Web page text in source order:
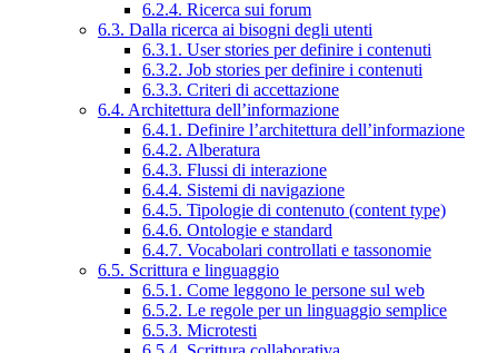
6.2.4. Ricerca sui forum
6.3. Dalla ricerca ai bisogni degli utenti
6.3.1. User stories per definire i contenuti
6.3.2. Job stories per definire i contenuti
6.3.3. Criteri di accettazione
6.4. Architettura dell’informazione
6.4.1. Definire l’architettura dell’informazione
6.4.2. Alberatura
6.4.3. Flussi di interazione
6.4.4. Sistemi di navigazione
6.4.5. Tipologie di contenuto (content type)
6.4.6. Ontologie e standard
6.4.7. Vocabolari controllati e tassonomie
6.5. Scrittura e linguaggio
6.5.1. Come leggono le persone sul web
6.5.2. Le regole per un linguaggio semplice
6.5.3. Microtesti